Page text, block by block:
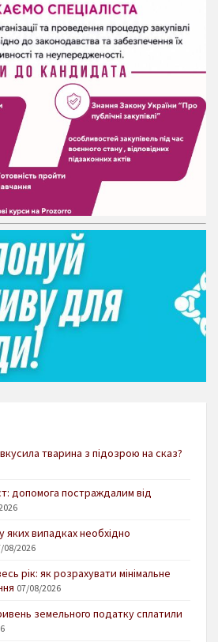
тварина з підозрою на сказ?
допомога постраждалим від
яких випадках необхідно
08/2026
рік: як розрахувати мінімальне
07/08/2026
земельного податку сплатили